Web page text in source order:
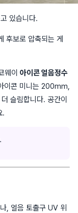
있습니다.
후보로 압축되는 게
웨이 아이콘 얼음정수
이콘 미니는 200mm,
슬림합니다. 공간이
.
, 얼음 토출구 UV 위